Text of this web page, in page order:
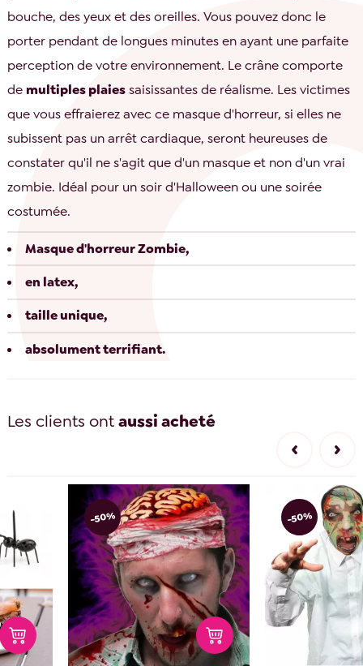
bouche, des yeux et des oreilles. Vous pouvez donc le
porter pendant de longues minutes en ayant une parfaite
perception de votre environnement. Le crâne comporte
de multiples plaiessaisissantes de réalisme. Les victimes
que vous effraierez avec ce masque d'horreur, si elles ne
subissent pas un arrêt cardiaque, seront heureuses de
constater qu'il ne s'agit que d'un masque et non d'un vrai
zombie. Idéal pour un soir d'Halloween ou une soirée
costumée.
Masque d'horreur Zombie,
en latex,
taille unique,
absolument terrifiant.
Les clients ontaussi acheté
-50% -50%